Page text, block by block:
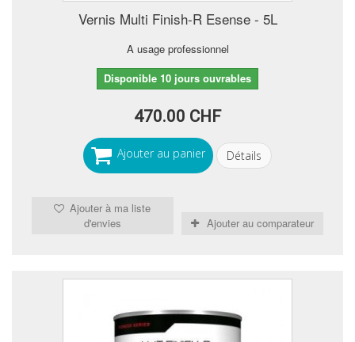
Vernis Multi Finish-R Esense - 5L
A usage professionnel
Disponible 10 jours ouvrables
470.00 CHF
Ajouter au panier Détails
Ajouter à ma liste
d'envies
Ajouter au comparateur